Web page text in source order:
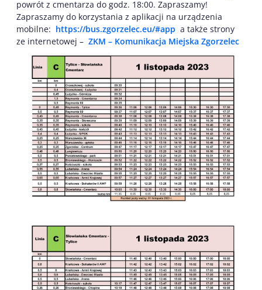
powrót z cmentarza do godz. 18:00. Zapraszamy!
Zapraszamy do korzystania z aplikacji na urządzenia
mobilne: https://bus.zgorzelec.eu/#app a także strony
ze internetowej – ZKM – Komunikacja Miejska Zgorzelec